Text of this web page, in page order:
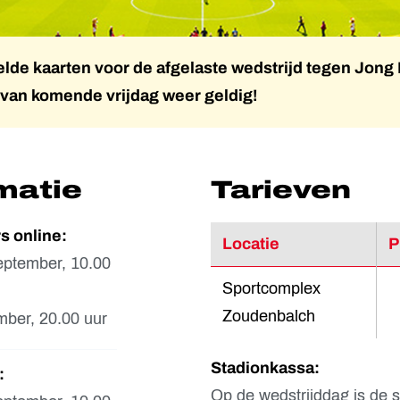
kaarten voor de afgelaste wedstrijd tegen Jong
komende vrijdag weer geldig!
online:
10.00
20.00 uur
Tarieven
Locatie
Sportcomplex
Zoudenbalch
Stadionkassa:
Op de wedstrijddag is de